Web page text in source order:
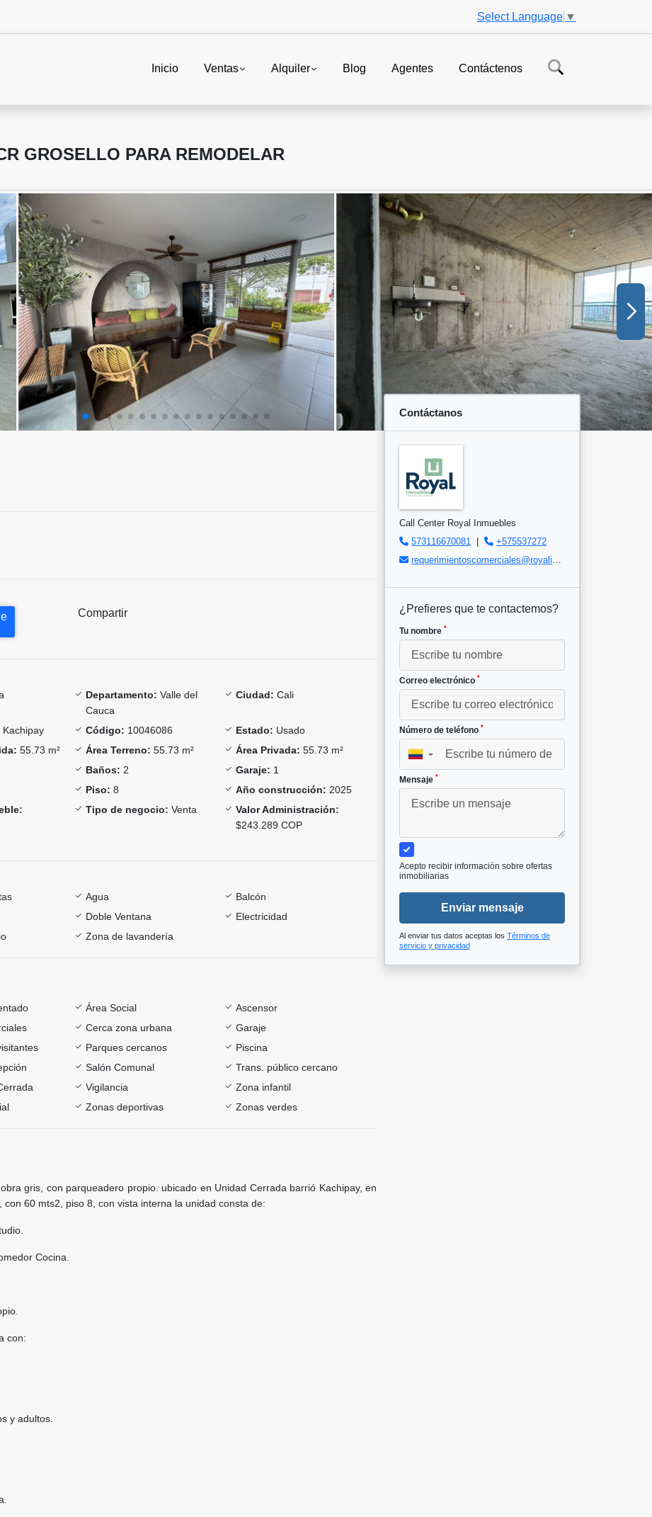
Select Language ▼
Inicio Ventas Alquiler Blog Agentes Contáctenos
GROSELLO PARA REMODELAR
Compartir
Departamento: Valle del
Cauca
Ciudad: Cali
Kachipay Código: 10046086 Estado: Usado
55.73 m² Área Terreno: 55.73 m² Área Privada: 55.73 m²
Baños: 2 Garaje: 1
Piso: 8 Año construcción: 2025
Tipo de negocio: Venta
Valor Administración:
$243.289 COP
Agua
Balcón
Doble Ventana
Electricidad
Zona de lavandería
Área Social
Ascensor
Cerca zona urbana
Garaje
Parques cercanos
Piscina
Salón Comunal
Trans. público cercano
Vigilancia
Zona infantil
Zonas deportivas Zonas verdes
gris, con parqueadero propio. ubicado en Unidad Cerrada barrió Kachipay, en
con 60 mts2, piso 8, con vista interna la unidad consta de:
Cocina.
con:
y adultos.
Contáctanos
Call Center Royal Inmuebles
573116670081
|
+575537272
requerimientoscomerciales@royalinmuebles.com
¿Prefieres que te contactemos?
Tu nombre *
Correo electrónico *
Número de teléfono *
▼
Mensaje *
Acepto recibir información sobre ofertas
inmobiliarias
Enviar mensaje
Al enviar tus datos aceptas los Términos de
servicio y privacidad